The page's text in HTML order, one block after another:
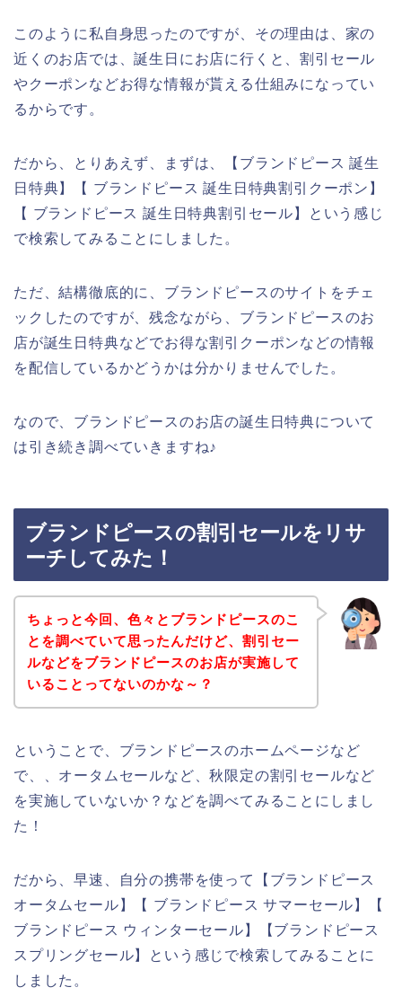
このように私自身思ったのですが、その理由は、家の
近くのお店では、誕生日にお店に行くと、割引セール
やクーポンなどお得な情報が貰える仕組みになってい
るからです。
だから、とりあえず、まずは、【ブランドピース 誕生
日特典】【 ブランドピース 誕生日特典割引クーポン】
【 ブランドピース 誕生日特典割引セール】という感じ
で検索してみることにしました。
ただ、結構徹底的に、ブランドピースのサイトをチェ
ックしたのですが、残念ながら、ブランドピースのお
店が誕生日特典などでお得な割引クーポンなどの情報
を配信しているかどうかは分かりませんでした。
なので、ブランドピースのお店の誕生日特典について
は引き続き調べていきますね♪
ブランドピースの割引セールをリサ
ーチしてみた！
ちょっと今回、色々とブランドピースのこ
とを調べていて思ったんだけど、割引セー
ルなどをブランドピースのお店が実施して
いることってないのかな～？
ということで、ブランドピースのホームページなど
で、、オータムセールなど、秋限定の割引セールなど
を実施していないか？などを調べてみることにしまし
た！
だから、早速、自分の携帯を使って【ブランドピース
オータムセール】【 ブランドピース サマーセール】【
ブランドピース ウィンターセール】【ブランドピース
スプリングセール】という感じで検索してみることに
しました。